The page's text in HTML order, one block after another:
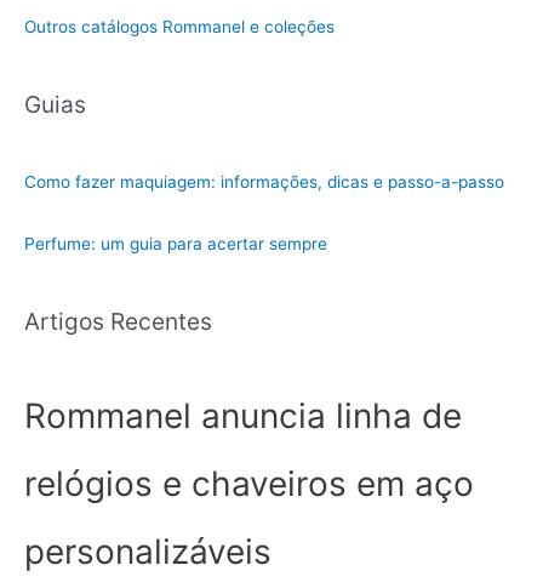
Outros catálogos Rommanel e coleções
Guias
Como fazer maquiagem: informações, dicas e passo-a-passo
Perfume: um guia para acertar sempre
Artigos Recentes
Rommanel anuncia linha de
relógios e chaveiros em aço
personalizáveis